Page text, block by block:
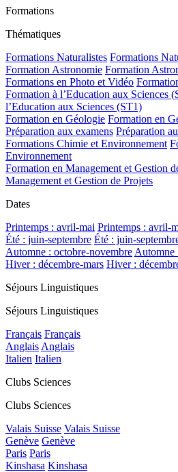
Formations
Thématiques
Formations Naturalistes Formations
Formation Astronomie Formation
Formations en Photo et Vidéo
Formation à l’Education aux Sciences
l’Education aux Sciences (ST1)
Formation en Géologie Formation en
Préparation aux examens Préparation
Formations Chimie et Environnement
Environnement
Formation en Management et Gestion
Management et Gestion de Projets
Dates
Printemps : avril-mai Printemps : avril-
Été : juin-septembre Été : juin-
Automne : octobre-novembre Automne
Hiver : décembre-mars Hiver :
Séjours Linguistiques
Séjours Linguistiques
Français Français
Anglais Anglais
Italien Italien
Clubs Sciences
Clubs Sciences
Valais Suisse Valais Suisse
Genève Genève
Paris Paris
Kinshasa Kinshasa